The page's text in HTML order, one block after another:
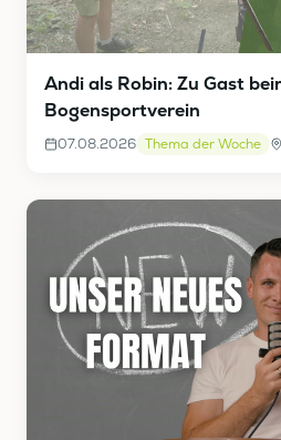
Andi als Robin: Zu Gast
Bogensportverein
07.08.2026 Thema der Woche